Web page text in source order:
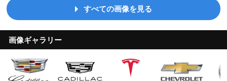
すべての画像を見る
画像ギャラリー